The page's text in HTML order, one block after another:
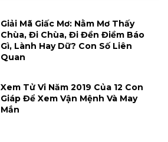
Giải Mã Giấc Mơ: Nằm Mơ Thấy
Chùa, Đi Chùa, Đi Đền Điềm Báo
Gì, Lành Hay Dữ? Con Số Liên
Quan
Xem Tử Vi Năm 2019 Của 12 Con
Giáp Để Xem Vận Mệnh Và May
Mắn